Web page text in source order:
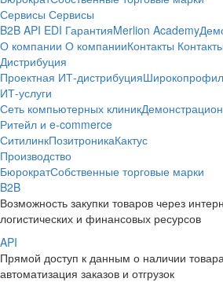
Сервисы Сервисы
B2B API EDI ГарантияMerlion Academy
О компании О компанииКонтакты Контакты
Дистрибуция
Проектная ИТ-дистрибуция
ИТ-услуги
Сеть компьютерных клиник
Ритейл и e-commerce
СитилинкПозитроникаКактус
Производство
БюрократСобственные торговые марки
B2B
Возможность закупки товаров через
логистических и финансовых ресурсов
API
Прямой доступ к данным о наличии
автоматизация заказов и отгрузок